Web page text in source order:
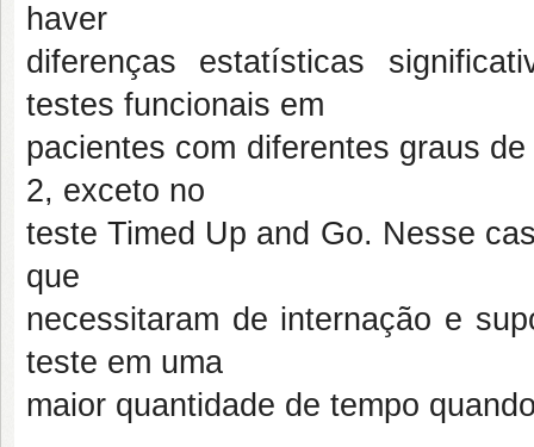
haver
diferenças estatísticas
testes funcionais em
pacientes com diferentes graus
2, exceto no
teste Timed Up and Go. Nesse
que
necessitaram de internação e
teste em uma
maior quantidade de tempo